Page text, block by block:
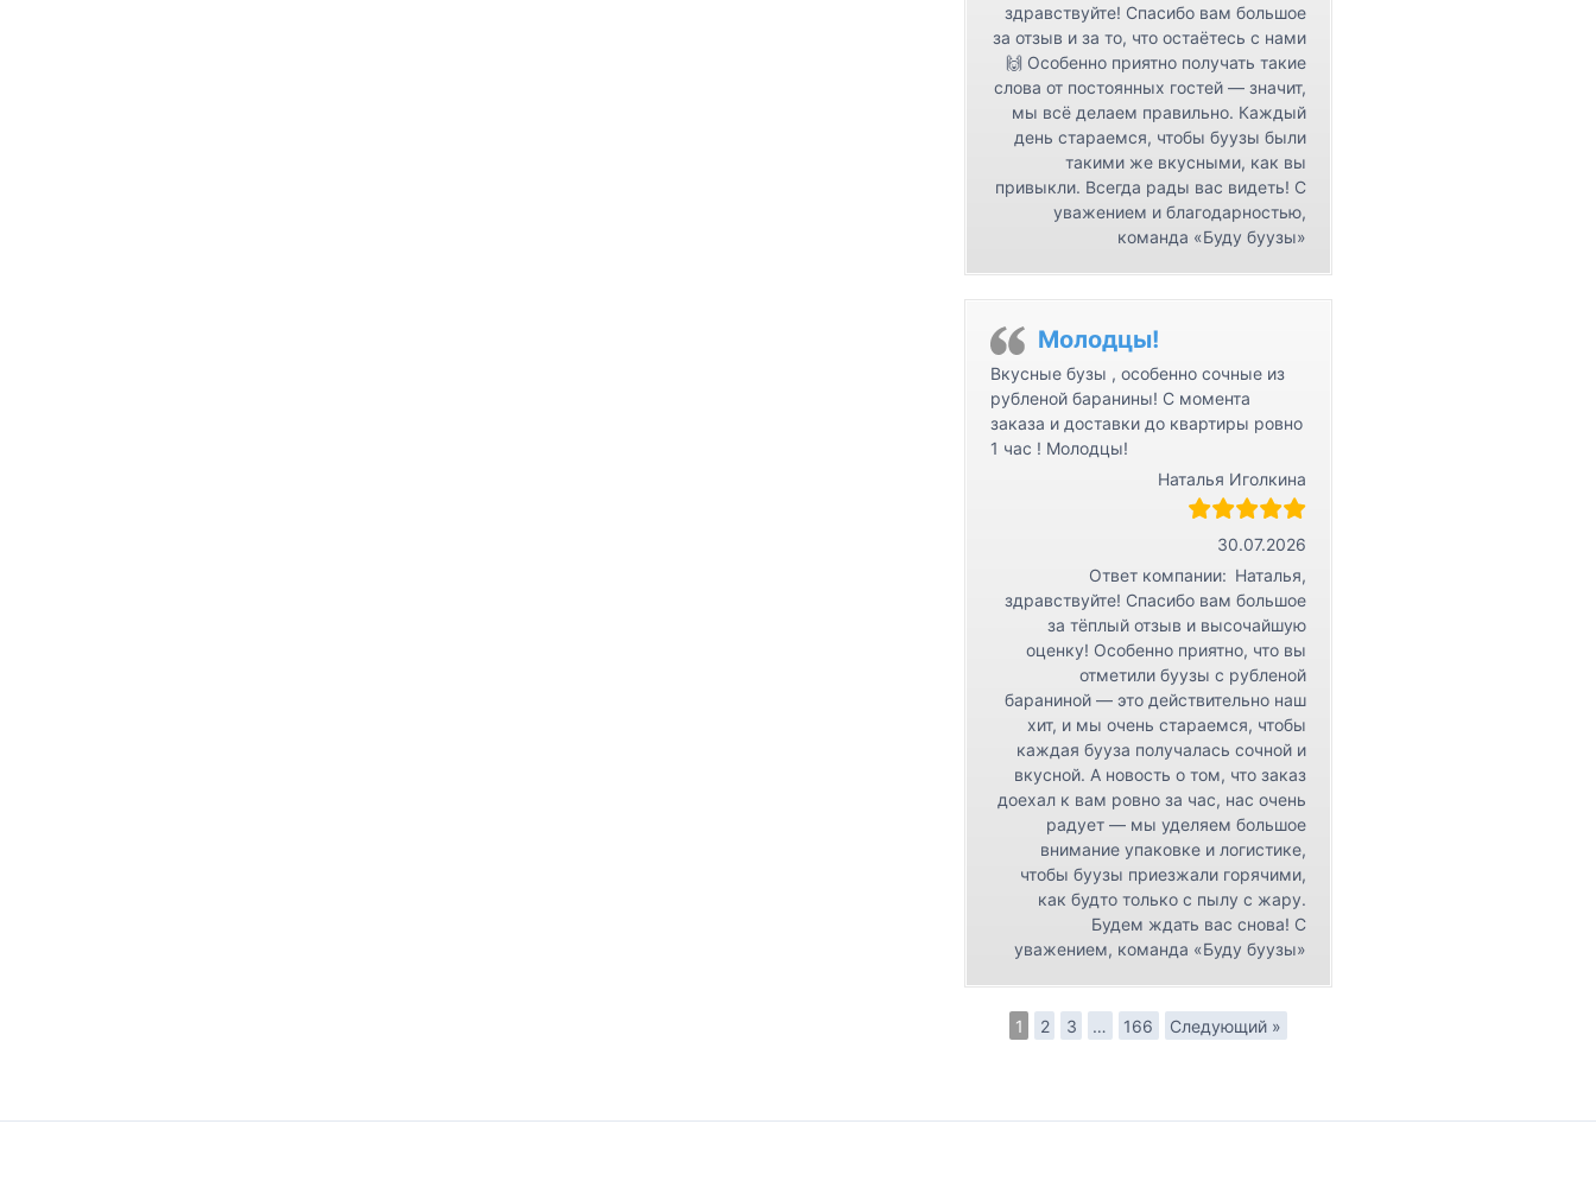
здравствуйте! Спасибо вам большое
за отзыв и за то, что остаётесь с нами
🙌 Особенно приятно получать такие
слова от постоянных гостей — значит,
мы всё делаем правильно. Каждый
день стараемся, чтобы буузы были
такими же вкусными, как вы
привыкли. Всегда рады вас видеть! С
уважением и благодарностью,
команда «Буду буузы»
Молодцы!
Вкусные бузы , особенно сочные из
рубленой баранины! С момента
заказа и доставки до квартиры ровно
1 час ! Молодцы!
Наталья Иголкина
30.07.2026
Ответ компании: Наталья,
здравствуйте! Спасибо вам большое
за тёплый отзыв и высочайшую
оценку! Особенно приятно, что вы
отметили буузы с рубленой
бараниной — это действительно наш
хит, и мы очень стараемся, чтобы
каждая бууза получалась сочной и
вкусной. А новость о том, что заказ
доехал к вам ровно за час, нас очень
радует — мы уделяем большое
внимание упаковке и логистике,
чтобы буузы приезжали горячими,
как будто только с пылу с жару.
Будем ждать вас снова! С
уважением, команда «Буду буузы»
1 2 3 … 166 Следующий »